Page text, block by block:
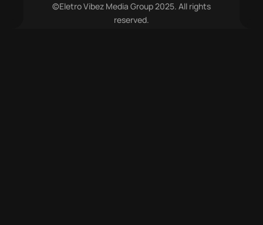
©Eletro Vibez Media Group 2025. All rights
reserved.